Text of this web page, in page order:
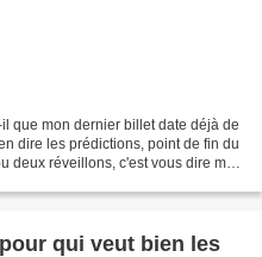
que mon dernier billet date déjà de
dire les prédictions, point de fin du
deux réveillons, c'est vous dire ma
qui veut bien les